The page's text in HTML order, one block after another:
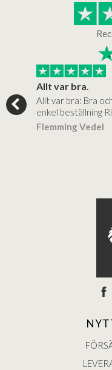
Allt var bra.
Allt var bra: Bra
enkel beställning
Flemming Vedel